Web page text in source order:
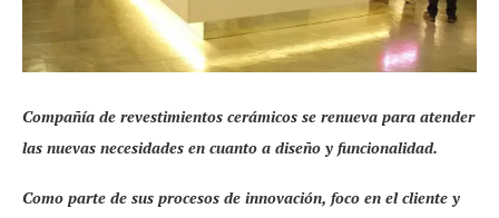
Compañía de revestimientos cerámicos se renueva para atender
las nuevas necesidades en cuanto a diseño y funcionalidad.
Como parte de sus procesos de innovación, foco en el cliente y